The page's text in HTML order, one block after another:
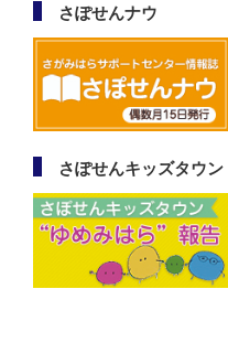
さぽせんナウ
さぽせんキッズタウン